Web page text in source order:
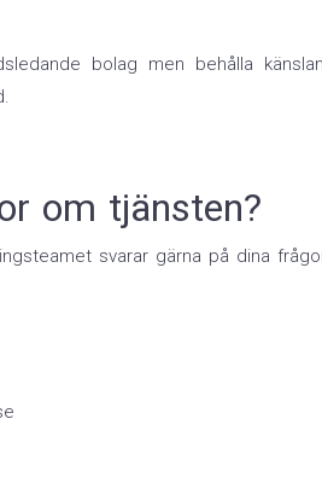
bolag men behålla
om tjänsten?
svarar gärna på dina